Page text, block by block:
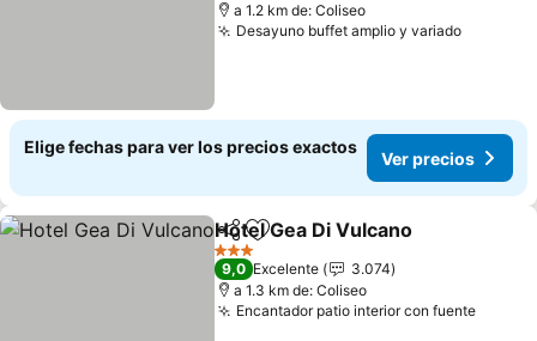
a 1.2 km de: Coliseo
Desayuno buffet amplio y variadoVer
Elige fechas para ver los precios exactos
Ver precios
CompartirAgregar a favoritos
Hotel Gea Di Vulcano
3 Estrellas
9,0 Excelente
3.074
a 1.3 km de: Coliseo
Encantador patio interior con fuenteVer